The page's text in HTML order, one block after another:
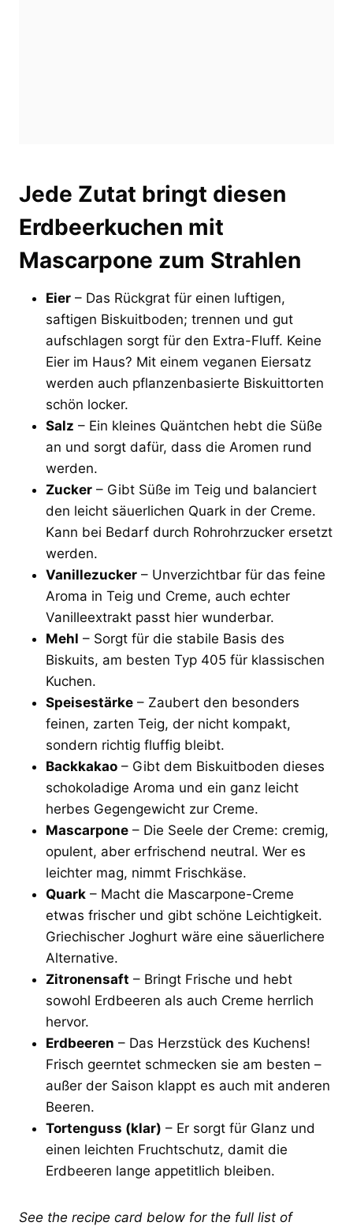
Jede Zutat bringt diesen
Erdbeerkuchen mit
Mascarpone zum Strahlen
Eier – Das Rückgrat für einen luftigen,
saftigen Biskuitboden; trennen und gut
aufschlagen sorgt für den Extra-Fluff. Keine
Eier im Haus? Mit einem veganen Eiersatz
werden auch pflanzenbasierte Biskuittorten
schön locker.
Salz – Ein kleines Quäntchen hebt die Süße
an und sorgt dafür, dass die Aromen rund
werden.
Zucker – Gibt Süße im Teig und balanciert
den leicht säuerlichen Quark in der Creme.
Kann bei Bedarf durch Rohrohrzucker ersetzt
werden.
Vanillezucker – Unverzichtbar für das feine
Aroma in Teig und Creme, auch echter
Vanilleextrakt passt hier wunderbar.
Mehl – Sorgt für die stabile Basis des
Biskuits, am besten Typ 405 für klassischen
Kuchen.
Speisestärke – Zaubert den besonders
feinen, zarten Teig, der nicht kompakt,
sondern richtig fluffig bleibt.
Backkakao – Gibt dem Biskuitboden dieses
schokoladige Aroma und ein ganz leicht
herbes Gegengewicht zur Creme.
Mascarpone – Die Seele der Creme: cremig,
opulent, aber erfrischend neutral. Wer es
leichter mag, nimmt Frischkäse.
Quark – Macht die Mascarpone-Creme
etwas frischer und gibt schöne Leichtigkeit.
Griechischer Joghurt wäre eine säuerlichere
Alternative.
Zitronensaft – Bringt Frische und hebt
sowohl Erdbeeren als auch Creme herrlich
hervor.
Erdbeeren – Das Herzstück des Kuchens!
Frisch geerntet schmecken sie am besten –
außer der Saison klappt es auch mit anderen
Beeren.
Tortenguss (klar) – Er sorgt für Glanz und
einen leichten Fruchtschutz, damit die
Erdbeeren lange appetitlich bleiben.
See the recipe card below for the full list of